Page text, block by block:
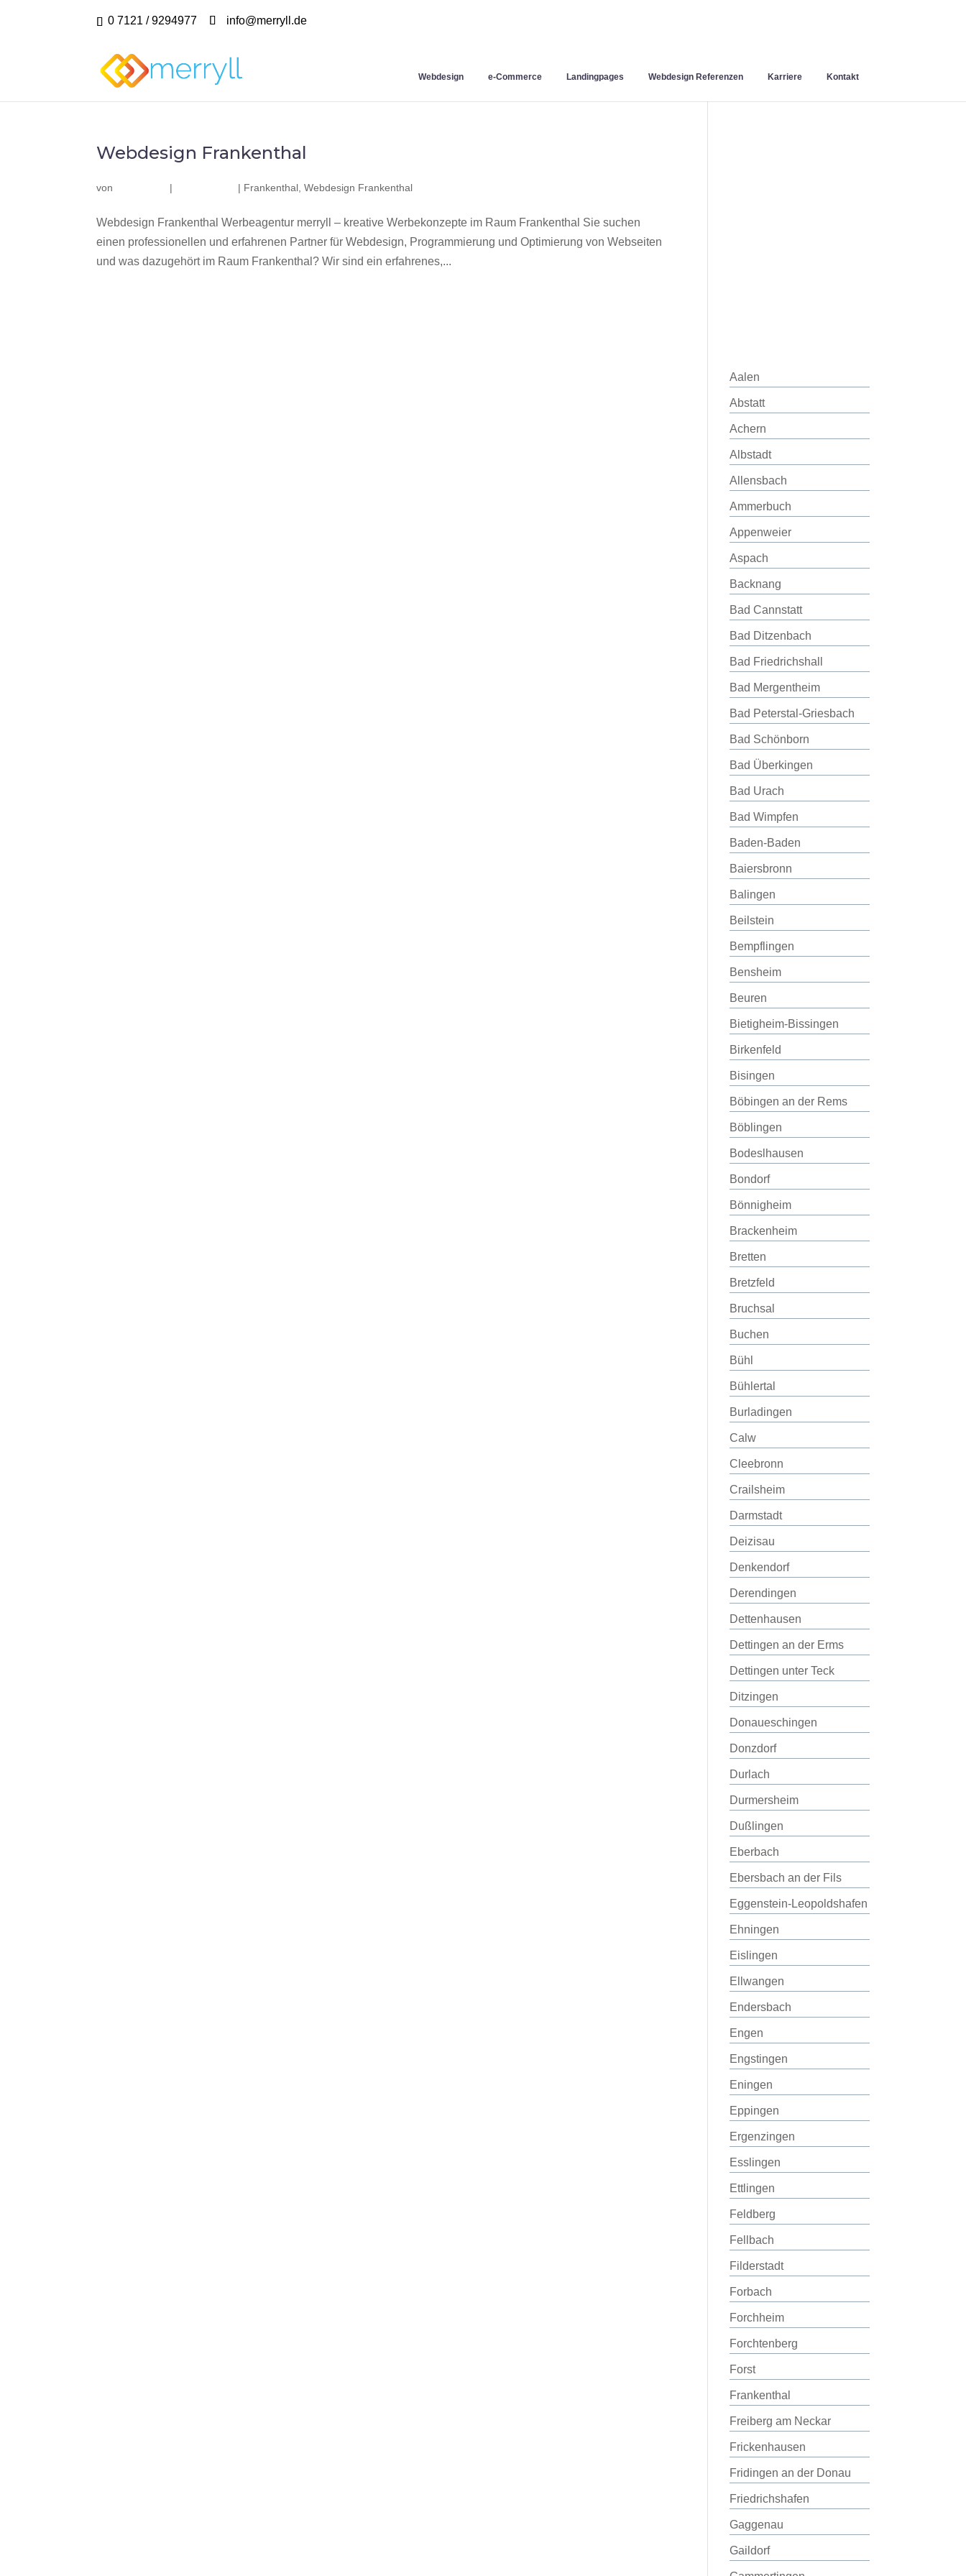
0 7121 / 9294977 info@merryll.de
Webdesign e-Commerce Landingpages Webdesign Referenzen Karriere Kontakt
Webdesign Frankenthal
von | | Frankenthal ,Webdesign Frankenthal
Webdesign Frankenthal Werbeagentur merryll – kreative Werbekonzepte im Raum Frankenthal Sie suchen
einen professionellen und erfahrenen Partner für Webdesign, Programmierung und Optimierung von Webseiten
und was dazugehört im Raum Frankenthal? Wir sind ein erfahrenes,...
Aalen
Abstatt
Achern
Albstadt
Allensbach
Ammerbuch
Appenweier
Aspach
Backnang
Bad Cannstatt
Bad Ditzenbach
Bad Friedrichshall
Bad Mergentheim
Bad Peterstal-Griesbach
Bad Schönborn
Bad Überkingen
Bad Urach
Bad Wimpfen
Baden-Baden
Baiersbronn
Balingen
Beilstein
Bempflingen
Bensheim
Beuren
Bietigheim-Bissingen
Birkenfeld
Bisingen
Böbingen an der Rems
Böblingen
Bodeslhausen
Bondorf
Bönnigheim
Brackenheim
Bretten
Bretzfeld
Bruchsal
Buchen
Bühl
Bühlertal
Burladingen
Calw
Cleebronn
Crailsheim
Darmstadt
Deizisau
Denkendorf
Derendingen
Dettenhausen
Dettingen an der Erms
Dettingen unter Teck
Ditzingen
Donaueschingen
Donzdorf
Durlach
Durmersheim
Dußlingen
Eberbach
Ebersbach an der Fils
Eggenstein-Leopoldshafen
Ehningen
Eislingen
Ellwangen
Endersbach
Engen
Engstingen
Eningen
Eppingen
Ergenzingen
Esslingen
Ettlingen
Feldberg
Fellbach
Filderstadt
Forbach
Forchheim
Forchtenberg
Forst
Frankenthal
Freiberg am Neckar
Frickenhausen
Fridingen an der Donau
Friedrichshafen
Gaggenau
Gaildorf